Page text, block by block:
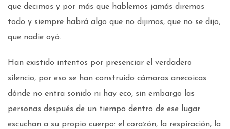
que decimos y por más que hablemos jamás diremos
todo y siempre habrá algo que no dijimos, que no se dijo,
que nadie oyó.
Han existido intentos por presenciar el verdadero
silencio, por eso se han construido cámaras anecoicas
dónde no entra sonido ni hay eco, sin embargo las
personas después de un tiempo dentro de ese lugar
escuchan a su propio cuerpo: el corazón, la respiración, la